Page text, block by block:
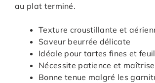
au plat terminé.
Texture croustillante et
Saveur beurrée délicate
Idéale pour tartes fines et
Nécessite patience et
Bonne tenue malgré les